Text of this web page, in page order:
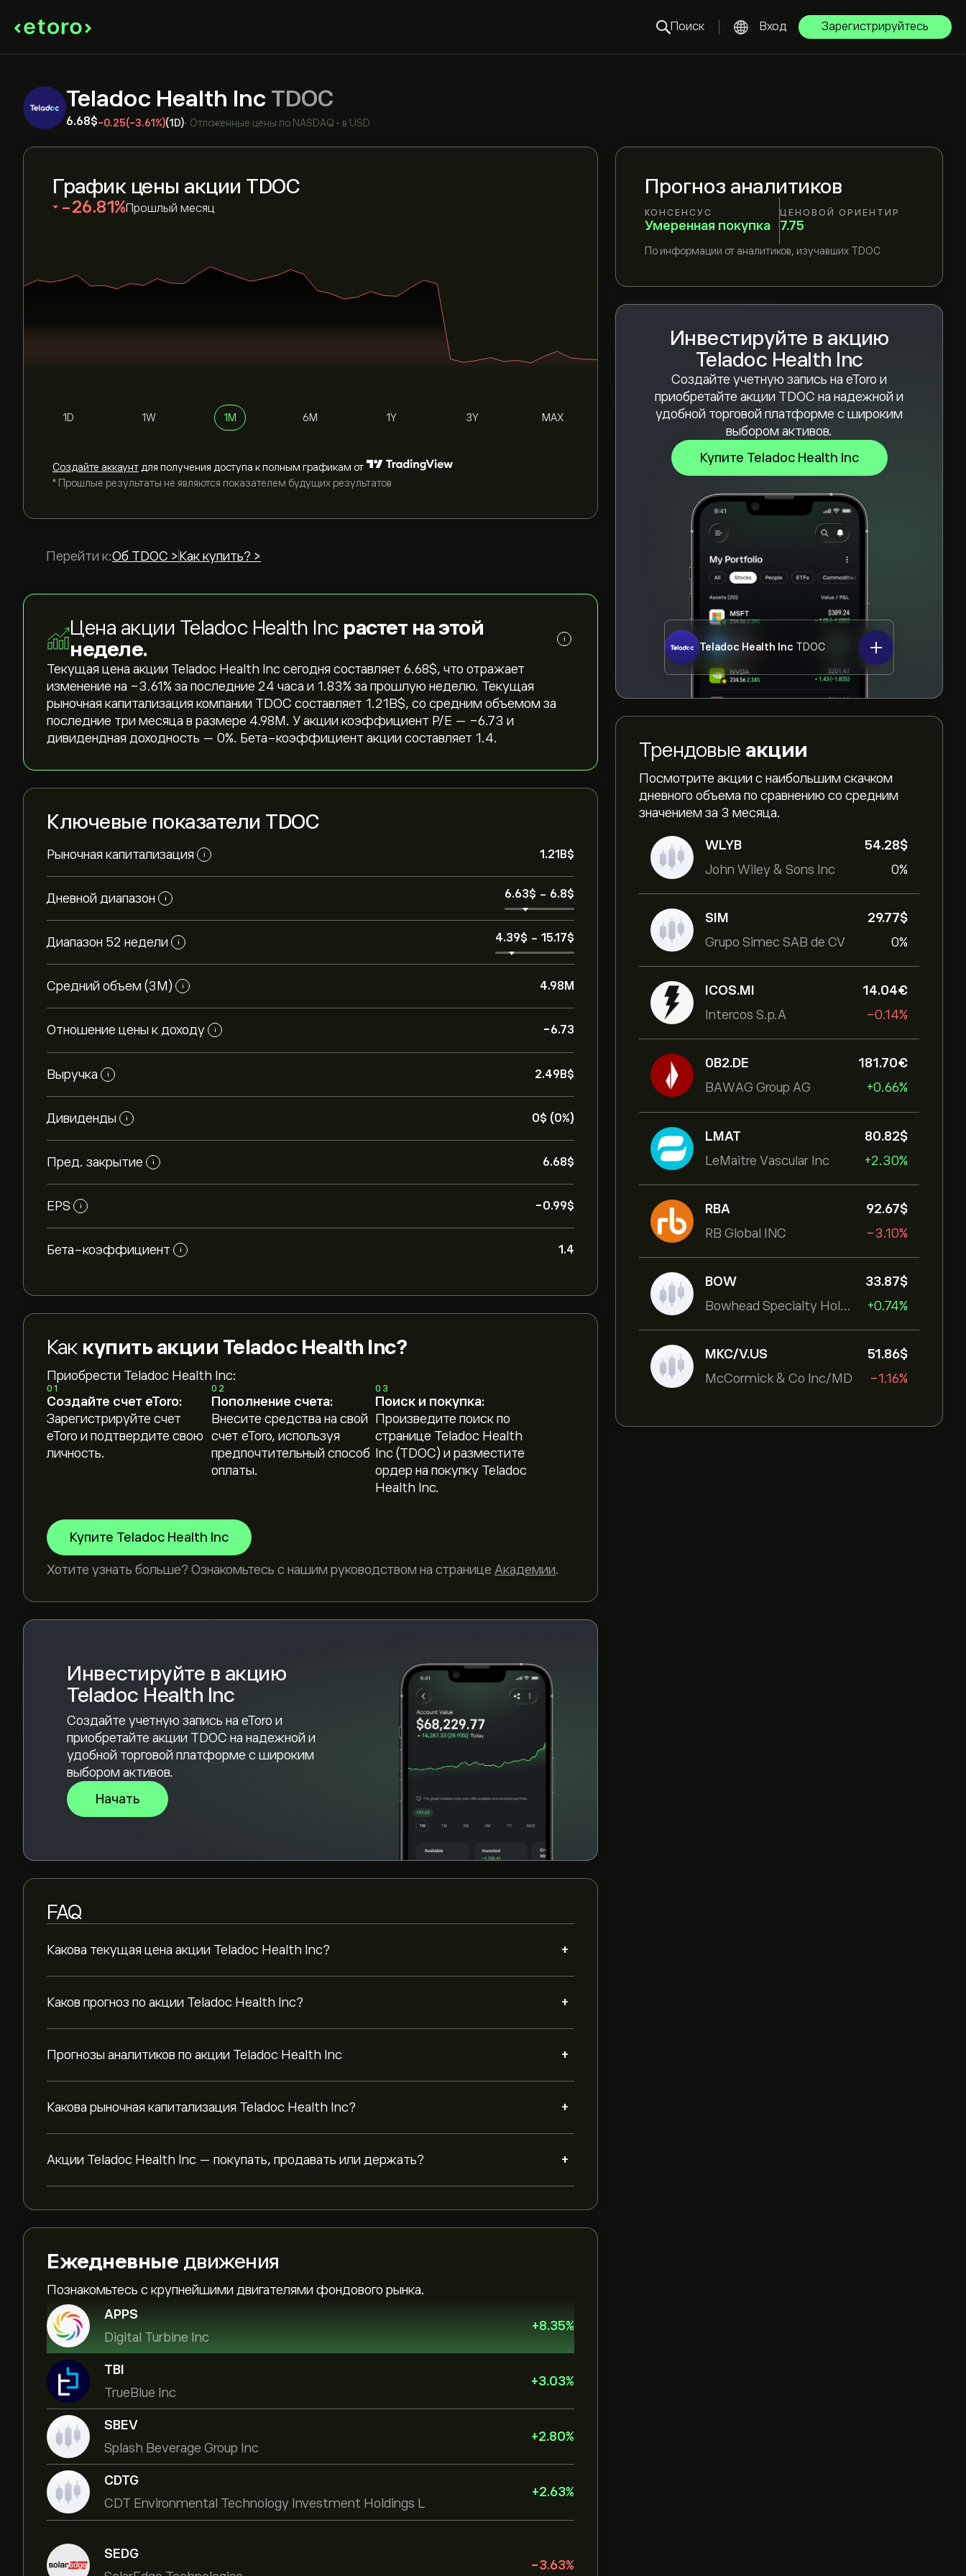
Поиск Вход Зарегистрируйтесь
Teladoc Health Inc TDOC
6.68‎$‎-0.25(-3.61%)(1D)• Отложенные цены по NASDAQ • в USD
Прогноз аналитиков
КОНСЕНСУС
Умеренная покупка
ЦЕНОВОЙ ОРИЕНТИР
7.75
По информации от аналитиков, изучавших TDOC
Инвестируйте в акцию
Teladoc Health Inc
Создайте учетную запись на eToro и
приобретайте акции TDOC на надежной и
удобной торговой платформе с широким
выбором активов.
Купите Teladoc Health Inc
Teladoc Health Inc TDOC
Трендовые акции
Посмотрите акции с наибольшим скачком
дневного объема по сравнению со средним
значением за 3 месяца.
WLYB
John Wiley & Sons Inc
54.28‎$‎
0%
SIM
Grupo Simec SAB de CV
29.77‎$‎
0%
ICOS.MI
Intercos S.p.A
14.04‎€‎
-0.14%
0B2.DE
BAWAG Group AG
181.70‎€‎
+0.66%
LMAT
LeMaitre Vascular Inc
80.82‎$‎
+2.30%
RBA
RB Global INC
92.67‎$‎
-3.10%
BOW
Bowhead Specialty Holdings Inc
33.87‎$‎
+0.74%
MKC/V.US
McCormick & Co Inc/MD
51.86‎$‎
-1.16%
График цены акции TDOC
‎-26.81‎ Прошлый месяц
1D 1W 1M 6M 1Y 3Y MAX
Cоздайте аккаунт для получения доступа к полным графикам от
* Прошлые результаты не являются показателем будущих результатов
Перейти к:Об TDOC > Как купить? >
Цена акции Teladoc Health Inc растет на этой
неделе.
i
Текущая цена акции Teladoc Health Inc сегодня составляет 6.68‎$‎, что отражает
изменение на ‎-3.61‎% за последние 24 часа и ‎1.83‎% за прошлую неделю. Текущая
рыночная капитализация компании TDOC составляет 1.21B‎$‎, со средним объемом за
последние три месяца в размере 4.98M. У акции коэффициент P/E — -6.73 и
дивидендная доходность — 0%. Бета-коэффициент акции составляет 1.4.
Ключевые показатели TDOC
Рыночная капитализация i 1.21B‎$‎
Дневной диапазон i 6.63‎$‎ - 6.8‎$‎
Диапазон 52 недели i 4.39‎$‎ - 15.17‎$‎
Средний объем (3М) i 4.98M
Отношение цены к доходу i -6.73
Выручка i 2.49B‎$‎
Дивиденды i 0‎$‎ (0%)
Пред. закрытие i 6.68‎$‎
EPS i -0.99‎$‎
Бета-коэффициент i 1.4
Как купить акции Teladoc Health Inc?
Приобрести Teladoc Health Inc:
01
Создайте счет eToro:
Зарегистрируйте счет
eToro и подтвердите свою
личность.
02
Пополнение счета:
Внесите средства на свой
счет eToro, используя
предпочтительный способ
оплаты.
03
Поиск и покупка:
Произведите поиск по
странице Teladoc Health
Inc (TDOC) и разместите
ордер на покупку Teladoc
Health Inc.
Купите Teladoc Health Inc
Хотите узнать больше? Ознакомьтесь с нашим руководством на странице Академии.
Инвестируйте в акцию
Teladoc Health Inc
Создайте учетную запись на eToro и
приобретайте акции TDOC на надежной и
удобной торговой платформе с широким
выбором активов.
Начать
FAQ
Какова текущая цена акции Teladoc Health Inc? +
Текущая цена акции TDOC составляет 6.68‎$‎.
Каков прогноз по акции Teladoc Health Inc? +
Средняя целевая цена акции Teladoc Health Inc составляет 6.68‎$‎.Зарегистрируйтесь
на eToro, чтобы получить подробные прогнозы и целевые цены от аналитиков.
Прогнозы аналитиков по акции Teladoc Health Inc +
Аналитики предоставляют прогнозы по акции Teladoc Health Inc, основываясь на
последним прогнозом для будущих изменений цены.
Какова рыночная капитализация Teladoc Health Inc? +
Рыночная капитализация Teladoc Health Inc — это 1.21B‎$‎
Акции Teladoc Health Inc — покупать, продавать или держать? +
Ежедневные движения
Познакомьтесь с крупнейшими двигателями фондового рынка.
APPS
Digital Turbine Inc
+8.35%
TBI
TrueBlue Inc
+3.03%
SBEV
Splash Beverage Group Inc
+2.80%
CDTG
CDT Environmental Technology Investment Holdings L
+2.63%
SEDG
-3.63%